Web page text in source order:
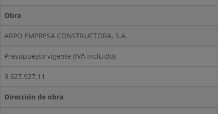
Obra
ARPO EMPRESA CONSTRUCTORA, S.A.
Presupuesto vigente (IVA incluido)
3.627.927,11
Dirección de obra